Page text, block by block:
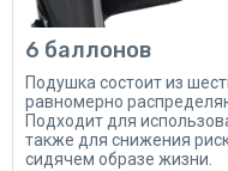
6 баллонов
Подушка состоит из
равномерно
Подходит для
также для снижения
сидячем образе жизни.